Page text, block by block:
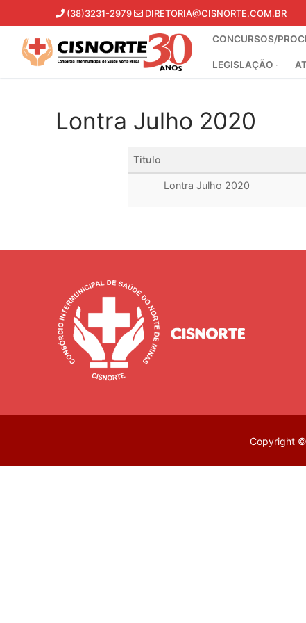
para
conteúdo
(38)3231-2979 DIRETORIA@CISNORTE.COM.BR
CONCURSOS/
LEGISLAÇÃO
Lontra Julho 2020
Titulo
Lontra Julho 2020
Copyright